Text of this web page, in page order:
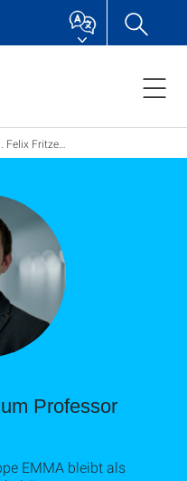
zum Professor ernannt
Professor
EMMA bleibt als